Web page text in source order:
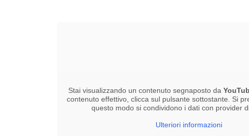
Stai visualizzando un contenuto segnaposto da
contenuto effettivo, clicca sul pulsante sottostante. Si
questo modo si condividono i dati con provider
Ulteriori informazioni